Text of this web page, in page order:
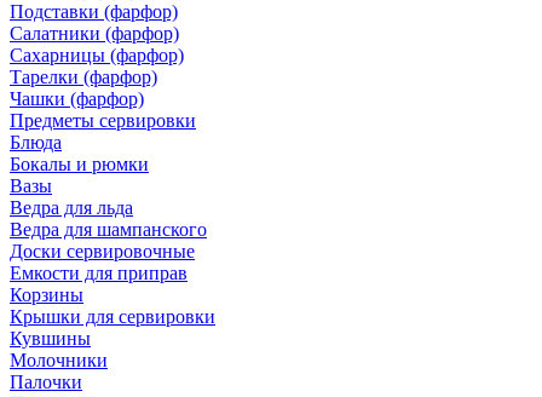
Подставки (фарфор)
Салатники (фарфор)
Сахарницы (фарфор)
Тарелки (фарфор)
Чашки (фарфор)
Предметы сервировки
Блюда
Бокалы и рюмки
Вазы
Ведра для льда
Ведра для шампанского
Доски сервировочные
Емкости для приправ
Корзины
Крышки для сервировки
Кувшины
Молочники
Палочки